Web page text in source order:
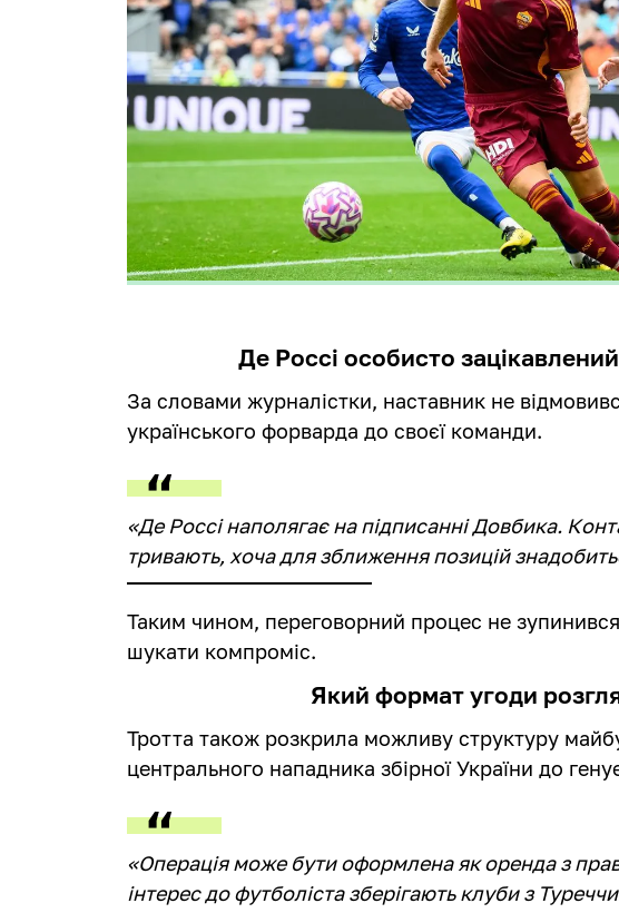
Де Россі особисто
За словами журналістки, наставник не
українського форварда до своєї команди.
«Де Россі наполягає на підписанні Довбика.
тривають, хоча для зближення позицій
Таким чином, переговорний процес не
шукати компроміс.
Який формат угоди
Тротта також розкрила можливу структуру
центрального нападника збірної України до
«Операція може бути оформлена як оренда з
інтерес до футболіста зберігають клуби з